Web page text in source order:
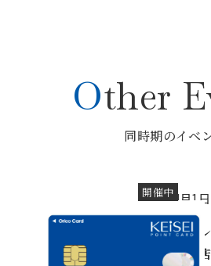
Other
同時期のイベ
開催中4月1
【ク
百貨